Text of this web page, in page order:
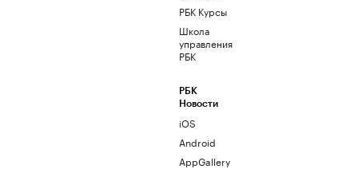
РБК Курсы
Школа
управления
РБК
РБК
Новости
iOS
Android
AppGallery